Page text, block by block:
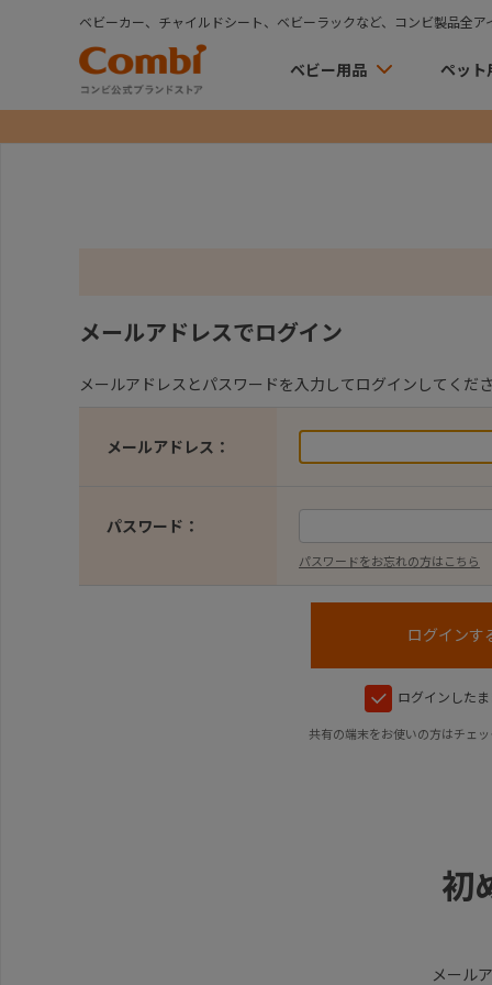
ベビーカー、チャイルドシート、ベビーラックなど、コンビ製品全ア
ベビー用品 ペット
メールアドレスでログイン
メールアドレスとパスワードを入力してログインしてくださ
メールアドレス：
パスワード：
パスワードをお忘れの方はこちら
ログインした
共有の端末をお使いの方はチェ
初
メール